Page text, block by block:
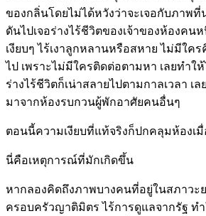
ของกลิ่นโดยไม่ได้หวังว่าจะเจอกับภาพที่
ดันไปเจอร่างไร้ชีวิตของเจ้าของห้องคน
เงียบๆ ไร้เงาลูกหลานหรือสหาย ไม่มีใคร
ไป เพราะไม่มีใครติดต่อตามหา เลยทำใ
ร่างไร้ชีวิตก็เน่าสลายไปตามกาลเวลา เ
มาจากห้องรบกวนผู้พักอาศัยคนอื่นๆ
ตอนนี้ความเงียบที่แท้จริงก็ปกคลุมห้องเ
นี่คือเหตุการณ์ที่มักเกิดขึ้น
หากลองคิดถึงภาพบางคนที่อยู่ในสภาวะ
ครอบครัวญาติมิตร ไร้การดูแลจากรัฐ ท